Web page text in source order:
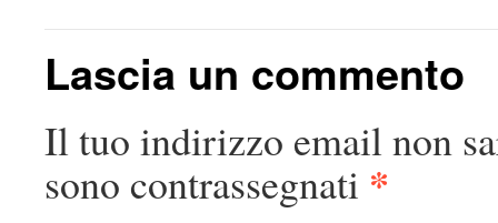
Lascia un commento
Il tuo indirizzo email non
sono contrassegnati *